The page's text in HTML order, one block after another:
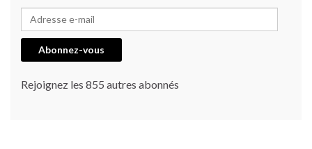
Adresse e-mail
Abonnez-vous
Rejoignez les 855 autres abonnés